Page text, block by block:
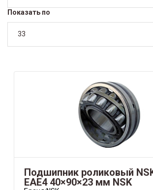
Показать по
33
Подшипник роликовый
EAE4 40×90×23 мм NSK